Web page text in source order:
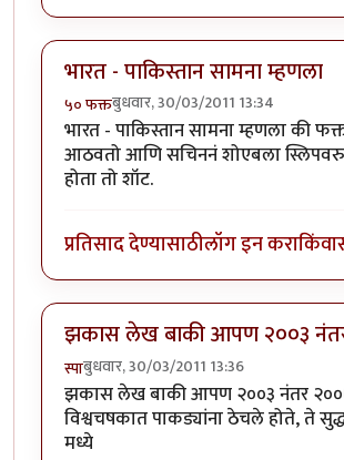
भारत - पाकिस्तान सामना म्हणला
५० फक्तबुधवार, 30/03/2011 13:34
भारत - पाकिस्तान सामना म्हणला की
आठवतो आणि सचिननं शोएबला
होता तो शॉट.
प्रतिसाद देण्यासाठीलॉग इन कराकिंवा
झकास लेख बाकी आपण २००३
स्पाबुधवार, 30/03/2011 13:36
झकास लेख बाकी आपण २००३ नंतर
विश्वचषकात पाकड्यांना ठेचले होते, ते
मध्ये